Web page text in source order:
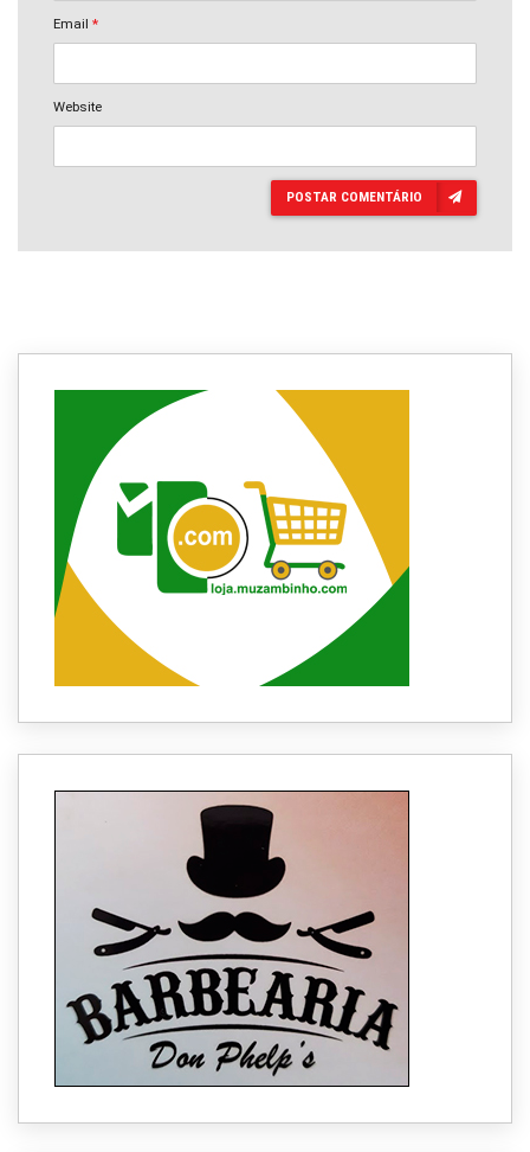
Email *
Website
POSTAR COMENTÁRIO